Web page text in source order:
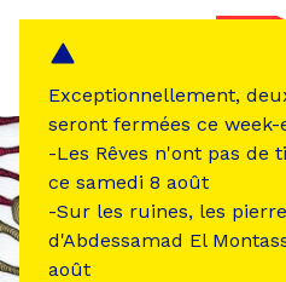
Exceptionnellement,
seront fermées ce week-
-Les Rêves n'ont pas de
ce samedi 8 août
-Sur les ruines, les
d'Abdessamad El
août
Panneau de gestion des